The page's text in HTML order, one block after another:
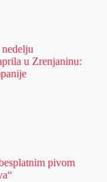
u Zrenjaninu:
pivom